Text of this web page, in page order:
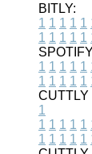
BITLY:
1 1 1 1 1
1 1 1 1 1
1 1 1 1 1
1 1 1 1 1
CUTTLY
1
1 1 1 1 1
1 1 1 1 1